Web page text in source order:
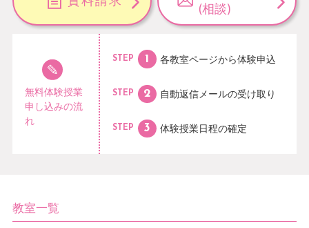
(相談)
無料体験授業
申し込みの流
れ
STEP 各教室ページから体験申込
STEP 自動返信メールの受け取り
STEP 体験授業日程の確定
教室一覧